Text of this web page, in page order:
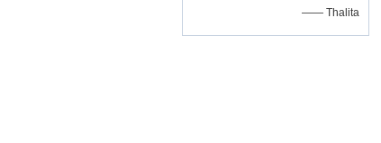
—— Thalita